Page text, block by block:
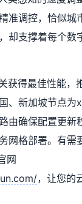
准调控，恰似城
支撑着每个数
获得最佳性能，
、新加坡节点为
由确保配置更新
网格部署。有需
网
，让您的